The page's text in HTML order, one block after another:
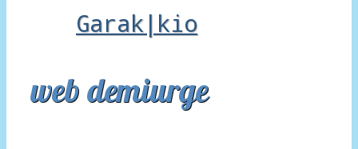
Garak|kio
web demiurge